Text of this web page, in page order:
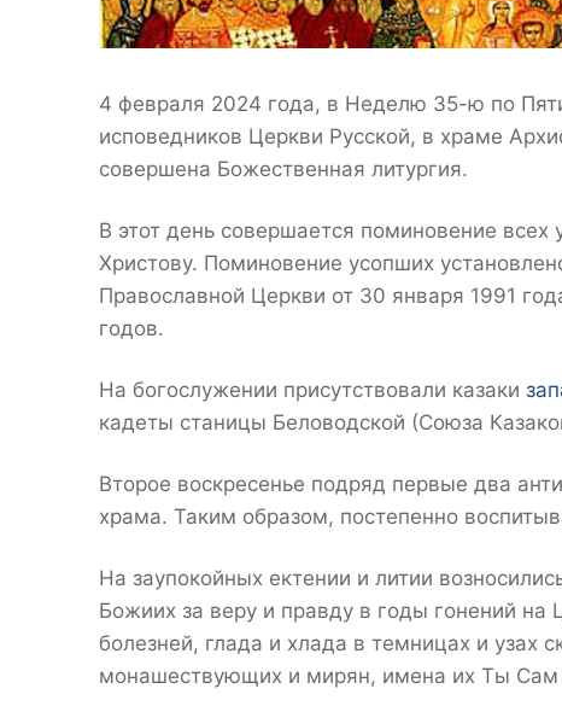
4 февраля 2024 года, в Неделю 35-ю по
исповедников Церкви Русской, в храме
совершена Божественная литургия.
В этот день совершается поминовение
Христову. Поминовение усопших
Православной Церкви от 30 января 1991
годов.
На богослужении присутствовали казаки
кадеты станицы Беловодской (Союза
Второе воскресенье подряд первые два
храма. Таким образом, постепенно
На заупокойных ектении и литии
Божиих за веру и правду в годы гонений на
болезней, глада и хлада в темницах и узах
монашествующих и мирян, имена их Ты Сам